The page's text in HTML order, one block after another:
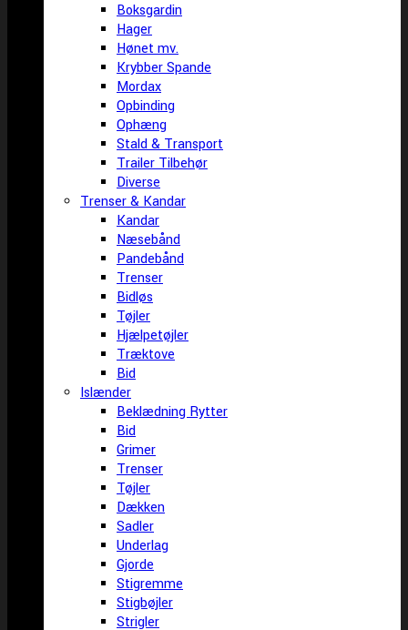
Boksgardin
Hager
Hønet mv.
Krybber Spande
Mordax
Opbinding
Ophæng
Stald & Transport
Trailer Tilbehør
Diverse
Trenser & Kandar
Kandar
Næsebånd
Pandebånd
Trenser
Bidløs
Tøjler
Hjælpetøjler
Træktove
Bid
Islænder
Beklædning Rytter
Bid
Grimer
Trenser
Tøjler
Dækken
Sadler
Underlag
Gjorde
Stigremme
Stigbøjler
Strigler